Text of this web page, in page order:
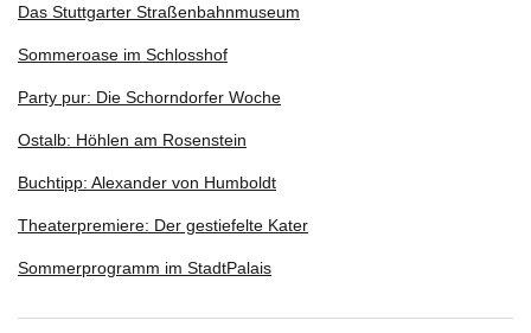
Das Stuttgarter Straßenbahnmuseum
Sommeroase im Schlosshof
Party pur: Die Schorndorfer Woche
Ostalb: Höhlen am Rosenstein
Buchtipp: Alexander von Humboldt
Theaterpremiere: Der gestiefelte Kater
Sommerprogramm im StadtPalais